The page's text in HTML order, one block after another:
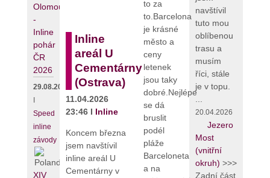
Olomouc
-
Inline
pohár
ČR
2026
29.08.2026
Speed
inline
závody
XIV
Inline
areál U
Cementárny
(Ostrava)
11.04.2026
23:46 I Inline
Koncem března
jsem navštívil
inline areál U
Cementárny v
to za
to.Barcelona
je krásné
město a
ceny
letenek
jsou taky
dobré.Nejlépe
se dá
bruslit
podél
pláže
Barceloneta
a na
navštívil
tuto mou
oblíbenou
trasu a
musím
říci, stále
je v topu.
...
20.04.2026
Jezero
Most
(vnitřní
okruh) >>>
Zadní část